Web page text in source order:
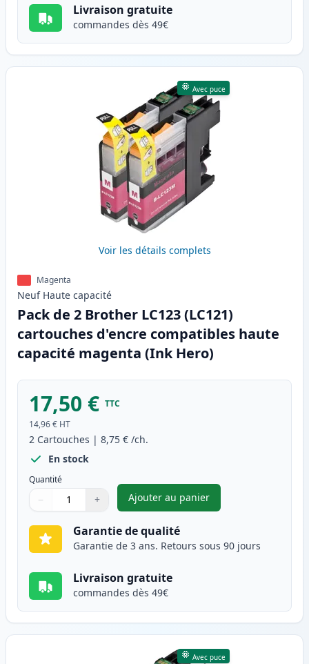
Livraison gratuite
commandes dès 49€
Avec puce
Voir les détails complets
Magenta
Neuf Haute capacité
Pack de 2 Brother LC123 (LC121)
cartouches d'encre compatibles haute
capacité magenta (Ink Hero)
17,50 € TTC
14,96 € HT
2 Cartouches | 8,75 € /ch.
En stock
Quantité
Quantité
Utilisez les boutons pour ajuster
− +
Quantité
Ajouter au panier
,Pack de 2 Brother LC123
Garantie de qualité
Garantie de 3 ans. Retours sous 90 jours
Livraison gratuite
commandes dès 49€
Avec puce